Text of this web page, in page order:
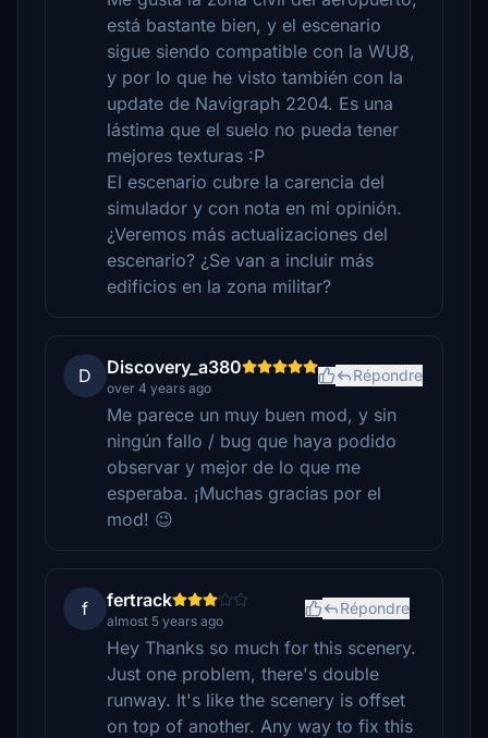
está bastante bien, y el escenario
sigue siendo compatible con la WU8,
y por lo que he visto también con la
update de Navigraph 2204. Es una
lástima que el suelo no pueda tener
mejores texturas :P
El escenario cubre la carencia del
simulador y con nota en mi opinión.
¿Veremos más actualizaciones del
escenario? ¿Se van a incluir más
edificios en la zona militar?
D Discovery_a380
over 4 years ago
Répondre
Me parece un muy buen mod, y sin
ningún fallo / bug que haya podido
observar y mejor de lo que me
esperaba. ¡Muchas gracias por el
mod! 😉
f fertrack
almost 5 years ago
Répondre
Hey Thanks so much for this scenery.
Just one problem, there's double
runway. It's like the scenery is offset
on top of another. Any way to fix this